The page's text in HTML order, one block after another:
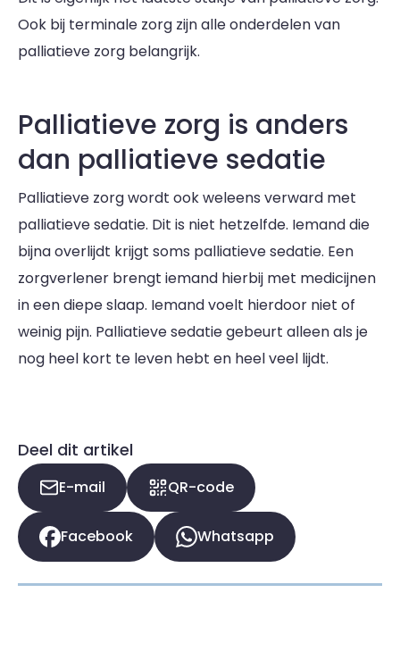
Ook bij terminale zorg zijn alle onderdelen van
palliatieve zorg belangrijk.
Palliatieve zorg is anders
dan palliatieve sedatie
Palliatieve zorg wordt ook weleens verward met
palliatieve sedatie. Dit is niet hetzelfde. Iemand die
bijna overlijdt krijgt soms palliatieve sedatie. Een
zorgverlener brengt iemand hierbij met medicijnen
in een diepe slaap. Iemand voelt hierdoor niet of
weinig pijn. Palliatieve sedatie gebeurt alleen als je
nog heel kort te leven hebt en heel veel lijdt.
Deel dit artikel
E-mail QR-code
Facebook Whatsapp